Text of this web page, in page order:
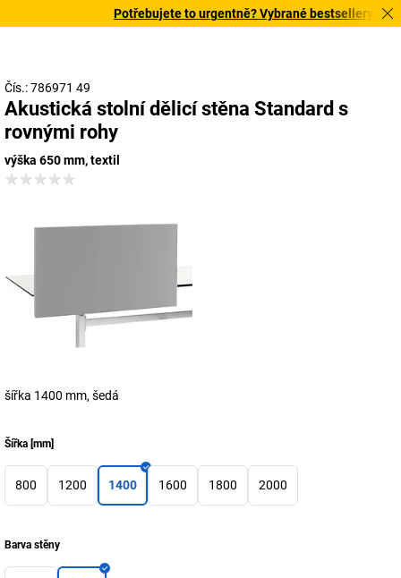
Potřebujete to urgentně? Vybrané bestsellery
Čís.: 786971 49
Akustická stolní dělicí stěna Standard s
rovnými rohy
výška 650 mm, textil
šířka 1400 mm, šedá
Šířka [mm]
800 1200 1400 1600 1800 2000
Barva stěny